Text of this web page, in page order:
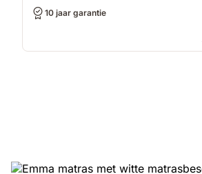
10 jaar garantie